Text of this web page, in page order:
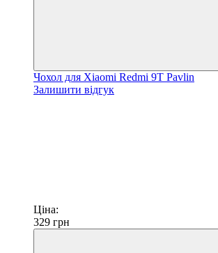
Чохол для Xiaomi Redmi 9T Pavlin
Залишити відгук
Ціна:
329 грн